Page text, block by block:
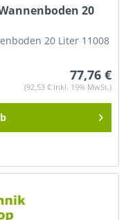
20
20 Liter 11008
77,76 €
(92,53 € inkl. 19% MwSt.)